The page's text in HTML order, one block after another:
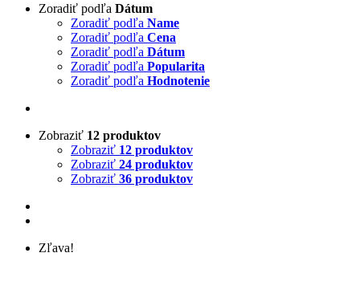
Zoradiť podľa Dátum
Zoradiť podľa Name
Zoradiť podľa Cena
Zoradiť podľa Dátum
Zoradiť podľa Popularita
Zoradiť podľa Hodnotenie
Zobraziť 12 produktov
Zobraziť 12 produktov
Zobraziť 24 produktov
Zobraziť 36 produktov
Zľava!